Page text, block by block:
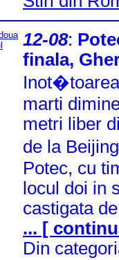
12-08:
finala,
marti
metri liber
de la
Potec, cu
locul doi in
castigata de
... [
Din